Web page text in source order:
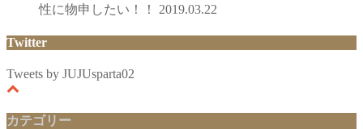
性に物申したい！！ 2019.03.22
Twitter
Tweets by JUJUsparta02
カテゴリー